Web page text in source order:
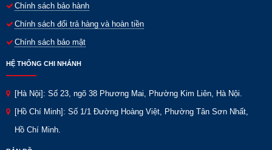
Chính sách bảo hành
Chính sách đổi trả hàng và hoàn tiền
Chính sách bảo mật
HỆ THỐNG CHI NHÁNH
[Hà Nội]: Số 23, ngõ 38 Phương Mai, Phường Kim Liên, Hà Nội.
[Hồ Chí Minh]: Số 1/1 Đường Hoàng Việt, Phường Tân Sơn Nhất,
Hồ Chí Minh.